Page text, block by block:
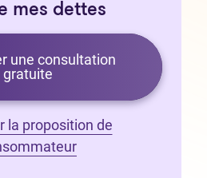
mes dettes
une consultation
gratuite
la proposition de